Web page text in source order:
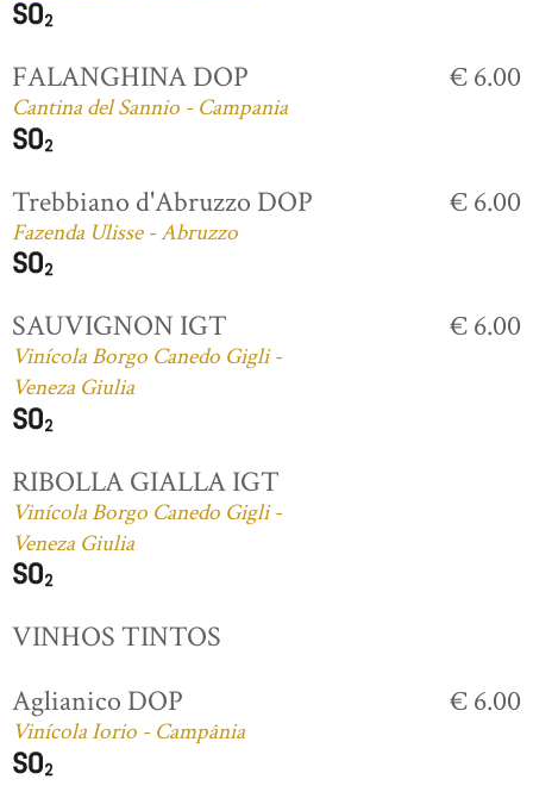
FALANGHINA DOP
Cantina del Sannio - Campania
€ 6.00
Trebbiano d'Abruzzo DOP
Fazenda Ulisse - Abruzzo
€ 6.00
SAUVIGNON IGT
Vinícola Borgo Canedo Gigli -
Veneza Giulia
€ 6.00
RIBOLLA GIALLA IGT
Vinícola Borgo Canedo Gigli -
Veneza Giulia
VINHOS TINTOS
Aglianico DOP
Vinícola Iorio - Campânia
€ 6.00